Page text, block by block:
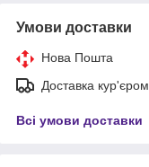
Умови доставки
Нова Пошта
Доставка кур'єром
Всі умови доставки